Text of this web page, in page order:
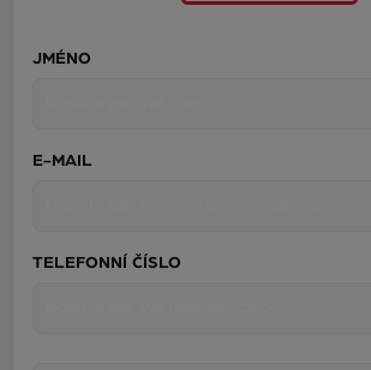
JMÉNO
E-MAIL
TELEFONNÍ ČÍSLO